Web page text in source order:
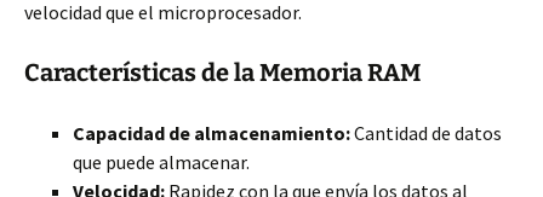
velocidad que el microprocesador.
Características de la Memoria RAM
Capacidad de almacenamiento:Cantidad de datos
que puede almacenar.
Velocidad: Rapidez con la que envía los datos al